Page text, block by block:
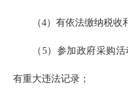
（4）有依法缴纳税收
（5）参加政府采购
有重大违法记录；